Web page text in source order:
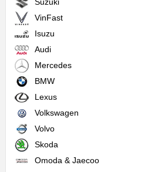
VinFast
Isuzu
Audi
Mercedes
BMW
Lexus
Volkswagen
Volvo
Skoda
Omoda & Jaecoo